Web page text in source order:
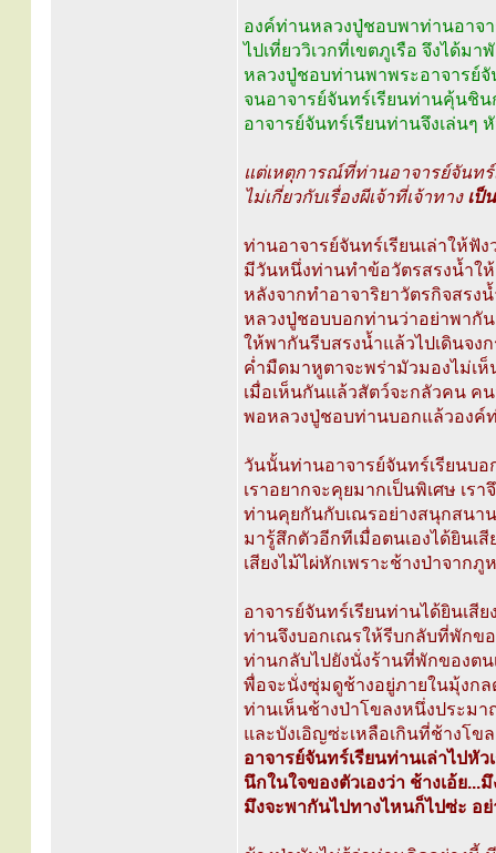
องค์ท่านหลวงปู่ชอบพาท่านอาจ
ไปเที่ยววิเวกที่เขตภูเรือ จึงได้ม
หลวงปู่ชอบท่านพาพระอาจารย์
จนอาจารย์จันทร์เรียนท่านคุ้นชิ
อาจารย์จันทร์เรียนท่านจึงเล่นๆ
แต่เหตุการณ์ที่ท่านอาจารย์จันทร์
ไม่เกี่ยวกับเรื่องผีเจ้าที่เจ้าทาง เป็
ท่านอาจารย์จันทร์เรียนเล่าให้ฟัง
มีวันหนึ่งท่านทำข้อวัตรสรงน้ำใ
หลังจากทำอาจาริยาวัตรกิจสร
หลวงปู่ชอบบอกท่านว่าอย่าพากั
ให้พากันรีบสรงน้ำแล้วไปเดินจง
ค่ำมืดมาหูตาจะพร่ามัวมองไม่เ
เมื่อเห็นกันแล้วสัตว์จะกลัวคน ค
พอหลวงปู่ชอบท่านบอกแล้วองค์
วันนั้นท่านอาจารย์จันทร์เรียนบอ
เราอยากจะคุยมากเป็นพิเศษ เร
ท่านคุยกันกับเณรอย่างสนุกสนา
มารู้สึกตัวอีกทีเมื่อตนเองได้ยินเ
เสียงไม้ไผ่หักเพราะช้างป่าจาก
อาจารย์จันทร์เรียนท่านได้ยินเสีย
ท่านจึงบอกเณรให้รีบกลับที่พักข
ท่านกลับไปยังนั่งร้านที่พักของตน
พื่อจะนั่งซุ่มดูช้างอยู่ภายในมุ้งก
ท่านเห็นช้างป่าโขลงหนึ่งประม
และบังเอิญซ่ะเหลือเกินที่ช้างโ
อาจารย์จันทร์เรียนท่านเล่าไปหั
นึกในใจของตัวเองว่า ช้างเอ้ย...
มึงจะพากันไปทางไหนก็ไปซ่ะ อ